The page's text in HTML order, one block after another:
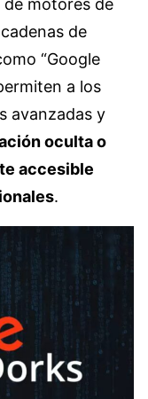
motores de
de
“Google
a los
avanzadas y
oculta o
accesible
.